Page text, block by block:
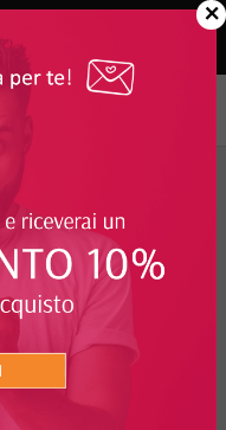
E RIMEDI
×